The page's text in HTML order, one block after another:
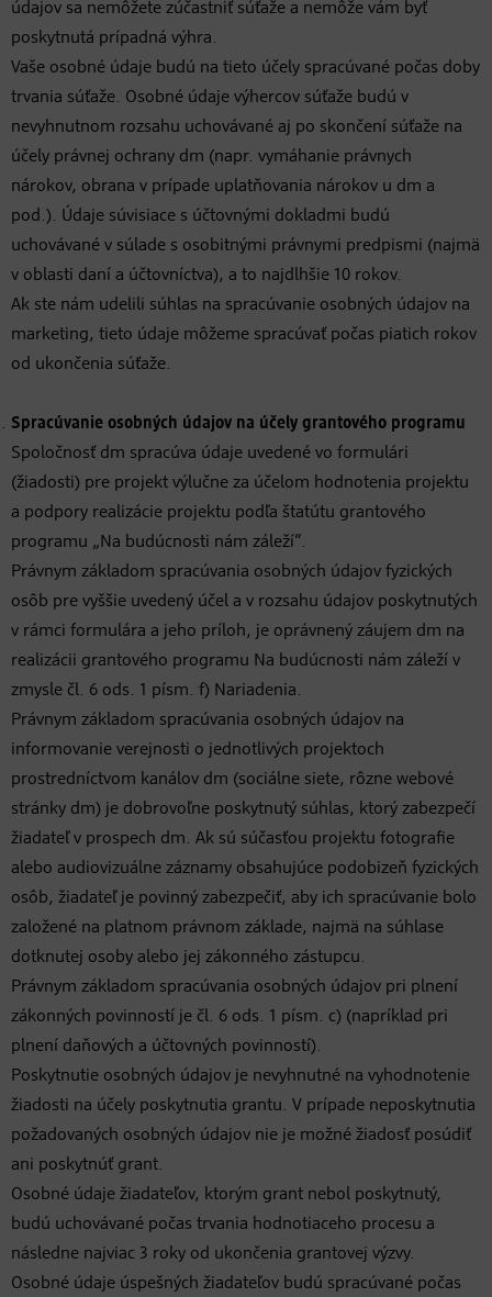
údajov sa nemôžete zúčastniť súťaže a nemôže vám byť
poskytnutá prípadná výhra.
Vaše osobné údaje budú na tieto účely spracúvané počas doby
trvania súťaže. Osobné údaje výhercov súťaže budú v
nevyhnutnom rozsahu uchovávané aj po skončení súťaže na
účely právnej ochrany dm (napr. vymáhanie právnych
nárokov, obrana v prípade uplatňovania nárokov u dm a
pod.). Údaje súvisiace s účtovnými dokladmi budú
uchovávané v súlade s osobitnými právnymi predpismi (najmä
v oblasti daní a účtovníctva), a to najdlhšie 10 rokov.
Ak ste nám udelili súhlas na spracúvanie osobných údajov na
marketing, tieto údaje môžeme spracúvať počas piatich rokov
od ukončenia súťaže.
Spracúvanie osobných údajov na účely grantového programu
Spoločnosť dm spracúva údaje uvedené vo formulári
(žiadosti) pre projekt výlučne za účelom hodnotenia projektu
a podpory realizácie projektu podľa štatútu grantového
programu „Na budúcnosti nám záleží“.
Právnym základom spracúvania osobných údajov fyzických
osôb pre vyššie uvedený účel a v rozsahu údajov poskytnutých
v rámci formulára a jeho príloh, je oprávnený záujem dm na
realizácii grantového programu Na budúcnosti nám záleží v
zmysle čl. 6 ods. 1 písm. f) Nariadenia.
Právnym základom spracúvania osobných údajov na
informovanie verejnosti o jednotlivých projektoch
prostredníctvom kanálov dm (sociálne siete, rôzne webové
stránky dm) je dobrovoľne poskytnutý súhlas, ktorý zabezpečí
žiadateľ v prospech dm. Ak sú súčasťou projektu fotografie
alebo audiovizuálne záznamy obsahujúce podobizeň fyzických
osôb, žiadateľ je povinný zabezpečiť, aby ich spracúvanie bolo
založené na platnom právnom základe, najmä na súhlase
dotknutej osoby alebo jej zákonného zástupcu.
Právnym základom spracúvania osobných údajov pri plnení
zákonných povinností je čl. 6 ods. 1 písm. c) (napríklad pri
plnení daňových a účtovných povinností).
Poskytnutie osobných údajov je nevyhnutné na vyhodnotenie
žiadosti na účely poskytnutia grantu. V prípade neposkytnutia
požadovaných osobných údajov nie je možné žiadosť posúdiť
ani poskytnúť grant.
Osobné údaje žiadateľov, ktorým grant nebol poskytnutý,
budú uchovávané počas trvania hodnotiaceho procesu a
následne najviac 3 roky od ukončenia grantovej výzvy.
Osobné údaje úspešných žiadateľov budú spracúvané počas